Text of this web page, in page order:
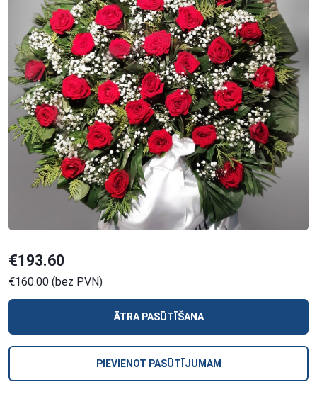
€193.60
€160.00 (bez PVN)
ĀTRA PASŪTĪŠANA
PIEVIENOT PASŪTĪJUMAM